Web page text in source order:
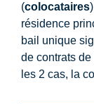
(colocataires
résidence
bail unique
de contrats
les 2 cas, la